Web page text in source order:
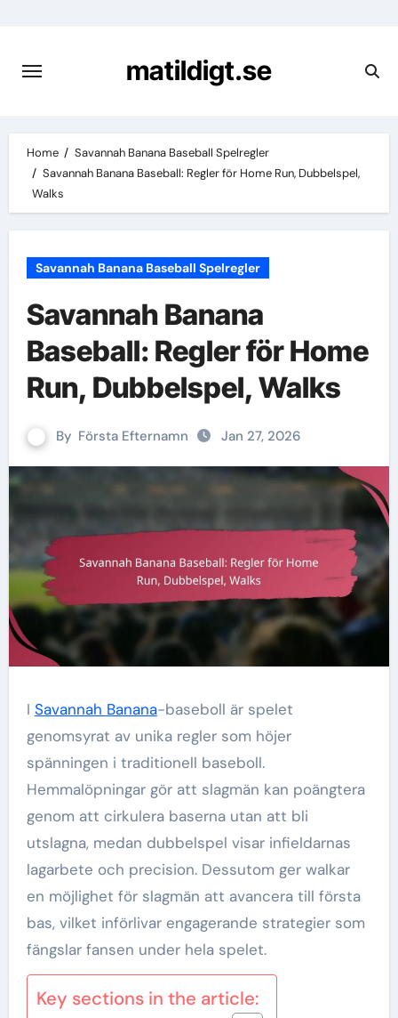
content
matildigt.se
Home
Savannah Banana Baseball Spelregler
Savannah Banana Baseball: Regler för Home Run, Dubbelspel,
Walks
Savannah Banana Baseball Spelregler
Savannah Banana
Baseball: Regler för Home
Run, Dubbelspel, Walks
By Första Efternamn Jan 27, 2026
I Savannah Banana-baseboll är spelet
genomsyrat av unika regler som höjer
spänningen i traditionell baseboll.
Hemmalöpningar gör att slagmän kan poängtera
genom att cirkulera baserna utan att bli
utslagna, medan dubbelspel visar infieldarnas
lagarbete och precision. Dessutom ger walkar
en möjlighet för slagmän att avancera till första
bas, vilket införlivar engagerande strategier som
fängslar fansen under hela spelet.
Key sections in the article: